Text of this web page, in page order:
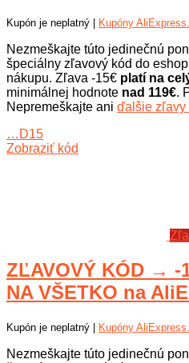
Kupón je neplatný | Kupóny
Nezmeškajte túto jedinečnú
špeciálny zľavový kód do
nákupu. Zľava -15€ platí na
minimálnej hodnote nad 119€.
Nepremeškajte ani ďalšie zľavy
…D15
Zobraziť kód
ZĽAVOVÝ KÓD → -
NA VŠETKO na
Kupón je neplatný | Kupóny
Nezmeškajte túto jedinečnú